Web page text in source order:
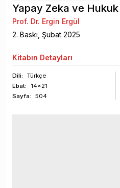
Yapay Zeka ve Hukuk
Prof. Dr. Ergin Ergül
2. Baskı, Şubat 2025
Kitabın Detayları
Dili:
Türkçe
Ebat:
14x21
Sayfa: 504